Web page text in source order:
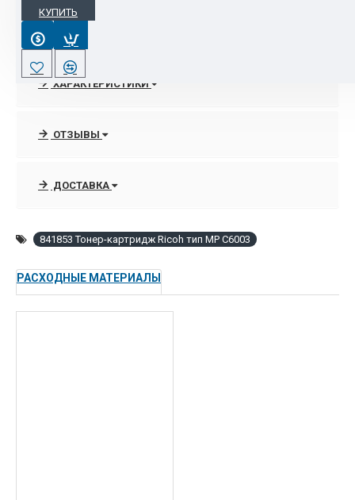
КУПИТЬ
841853 Тонер-картридж Ricoh Aficio MP C4503/C5503/C6003
Type MP C6003 черный
Цена за 1 тубу, 33 000 отп.
ХАРАКТЕРИСТИКИ
ОТЗЫВЫ
ДОСТАВКА
841853 Тонер-картридж Ricoh тип MP C6003
РАСХОДНЫЕ МАТЕРИАЛЫ